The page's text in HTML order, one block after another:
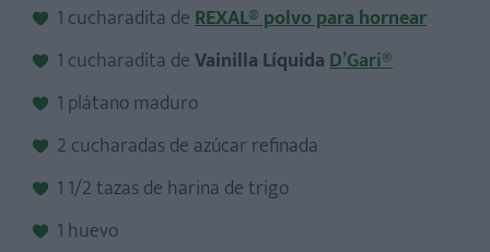
1 cucharadita deREXAL® polvo para hornear
1 cucharadita deVainilla LíquidaD’Gari®
1 plátano maduro
2 cucharadas de azúcar refinada
1 1/2 tazas de harina de trigo
1 huevo